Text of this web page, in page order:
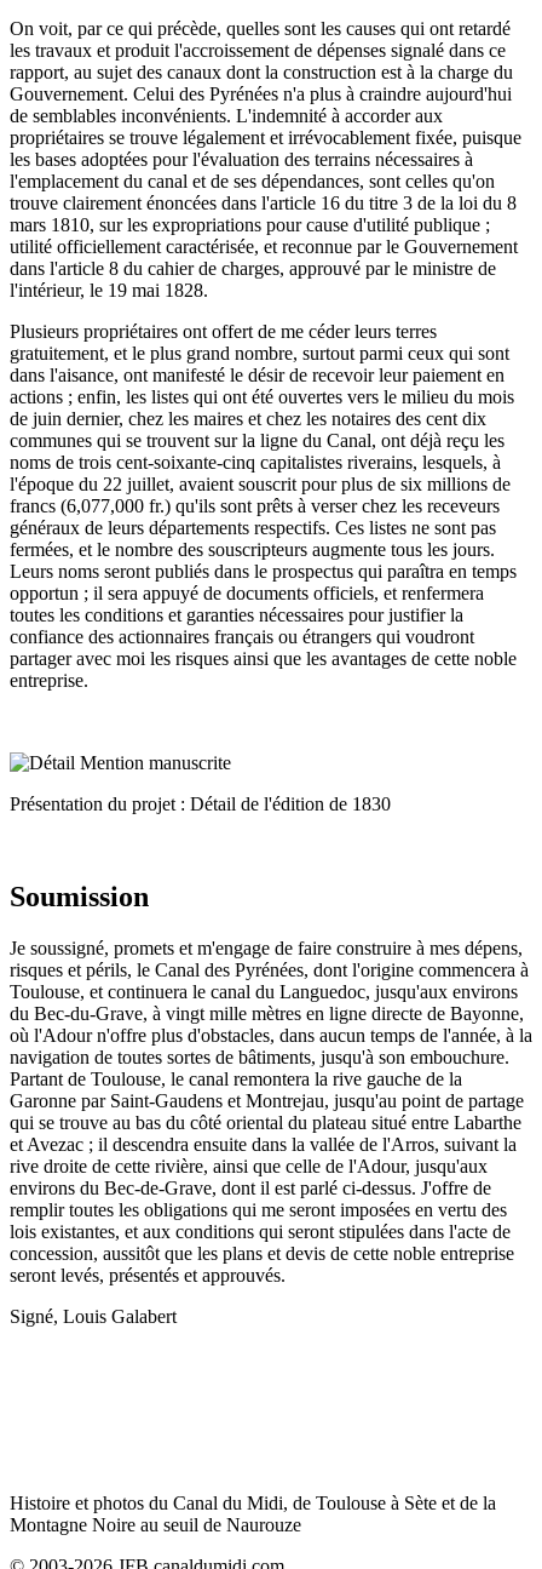
On voit, par ce qui précède, quelles sont les causes qui ont retardé
les travaux et produit l'accroissement de dépenses signalé dans ce
rapport, au sujet des canaux dont la construction est à la charge du
Gouvernement. Celui des Pyrénées n'a plus à craindre aujourd'hui
de semblables inconvénients. L'indemnité à accorder aux
propriétaires se trouve légalement et irrévocablement fixée, puisque
les bases adoptées pour l'évaluation des terrains nécessaires à
l'emplacement du canal et de ses dépendances, sont celles qu'on
trouve clairement énoncées dans l'article 16 du titre 3 de la loi du 8
mars 1810, sur les expropriations pour cause d'utilité publique ;
utilité officiellement caractérisée, et reconnue par le Gouvernement
dans l'article 8 du cahier de charges, approuvé par le ministre de
l'intérieur, le 19 mai 1828.
Plusieurs propriétaires ont offert de me céder leurs terres
gratuitement, et le plus grand nombre, surtout parmi ceux qui sont
dans l'aisance, ont manifesté le désir de recevoir leur paiement en
actions ; enfin, les listes qui ont été ouvertes vers le milieu du mois
de juin dernier, chez les maires et chez les notaires des cent dix
communes qui se trouvent sur la ligne du Canal, ont déjà reçu les
noms de trois cent-soixante-cinq capitalistes riverains, lesquels, à
l'époque du 22 juillet, avaient souscrit pour plus de six millions de
francs (6,077,000 fr.) qu'ils sont prêts à verser chez les receveurs
généraux de leurs départements respectifs. Ces listes ne sont pas
fermées, et le nombre des souscripteurs augmente tous les jours.
Leurs noms seront publiés dans le prospectus qui paraîtra en temps
opportun ; il sera appuyé de documents officiels, et renfermera
toutes les conditions et garanties nécessaires pour justifier la
confiance des actionnaires français ou étrangers qui voudront
partager avec moi les risques ainsi que les avantages de cette noble
entreprise.
Présentation du projet : Détail de l'édition de 1830
Soumission
Je soussigné, promets et m'engage de faire construire à mes dépens,
risques et périls, le Canal des Pyrénées, dont l'origine commencera à
Toulouse, et continuera le canal du Languedoc, jusqu'aux environs
du Bec-du-Grave, à vingt mille mètres en ligne directe de Bayonne,
où l'Adour n'offre plus d'obstacles, dans aucun temps de l'année, à la
navigation de toutes sortes de bâtiments, jusqu'à son embouchure.
Partant de Toulouse, le canal remontera la rive gauche de la
Garonne par Saint-Gaudens et Montrejau, jusqu'au point de partage
qui se trouve au bas du côté oriental du plateau situé entre Labarthe
et Avezac ; il descendra ensuite dans la vallée de l'Arros, suivant la
rive droite de cette rivière, ainsi que celle de l'Adour, jusqu'aux
environs du Bec-de-Grave, dont il est parlé ci-dessus. J'offre de
remplir toutes les obligations qui me seront imposées en vertu des
lois existantes, et aux conditions qui seront stipulées dans l'acte de
concession, aussitôt que les plans et devis de cette noble entreprise
seront levés, présentés et approuvés.
Signé, Louis Galabert
Histoire et photos du Canal du Midi, de Toulouse à Sète et de la
Montagne Noire au seuil de Naurouze